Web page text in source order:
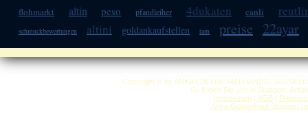
flohmarkt altin peso pfandleiher 4dukaten canli
schmuckbewertungen altini goldankaufstellen tam preise 22ayar
Copyright © by ANKA
So finden Sie uns in Stuttgart:
Impressum| AGB|
Anka Goldankauf Stuttgart